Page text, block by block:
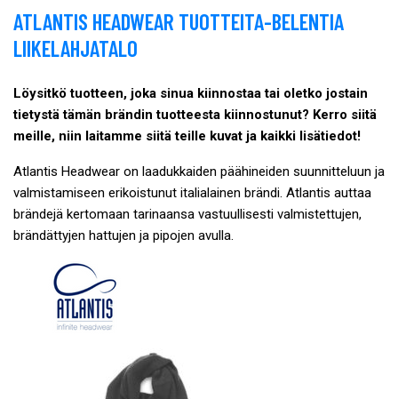
ATLANTIS HEADWEAR TUOTTEITA-BELENTIA
LIIKELAHJATALO
Löysitkö tuotteen, joka sinua kiinnostaa tai oletko jostain
tietystä tämän brändin tuotteesta kiinnostunut? Kerro siitä
meille, niin laitamme siitä teille kuvat ja kaikki lisätiedot!
Atlantis Headwear on laadukkaiden päähineiden suunnitteluun ja
valmistamiseen erikoistunut italialainen brändi. Atlantis auttaa
brändejä kertomaan tarinaansa vastuullisesti valmistettujen,
brändättyjen hattujen ja pipojen avulla.